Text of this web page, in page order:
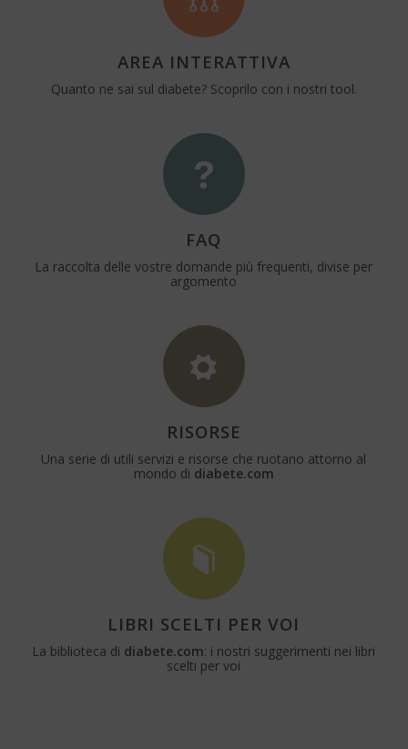
AREA INTERATTIVA
Quanto ne sai sul diabete? Scoprilo con i nostri tool.
FAQ
La raccolta delle vostre domande più frequenti, divise per
argomento
RISORSE
Una serie di utili servizi e risorse che ruotano attorno al
mondo di diabete.com
LIBRI SCELTI PER VOI
La biblioteca di diabete.com: i nostri suggerimenti nei libri
scelti per voi